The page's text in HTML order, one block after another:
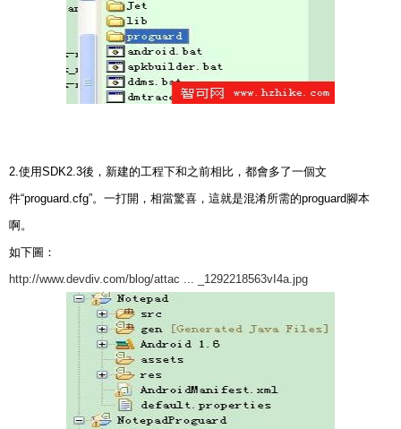
2.使用SDK2.3後，新建的工程下和之前相比，都會多了一個文
件“proguard.cfg”。一打開，相當驚喜，這就是混淆所需的proguard腳本
啊。
如下圖：
http://www.devdiv.com/blog/attac ... _1292218563vI4a.jpg